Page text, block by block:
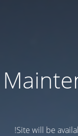
Site will be